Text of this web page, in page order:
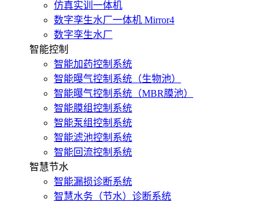
仿真实训一体机
数字孪生水厂一体机 Mirror4
数字孪生水厂
智能控制
智能加药控制系统
智能曝气控制系统（生物池）
智能曝气控制系统（MBR膜池）
智能膜组控制系统
智能泵组控制系统
智能滤池控制系统
智能回流控制系统
智慧节水
智能漏损诊断系统
智慧水务（节水）诊断系统